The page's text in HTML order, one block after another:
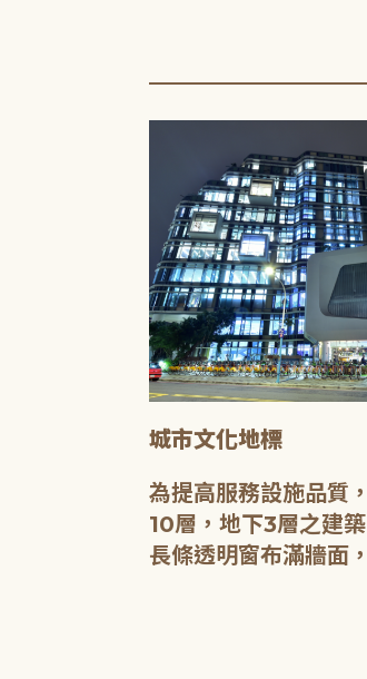
城市文化地標
為提高服務設施品質
10層，地下3層之建
長條透明窗布滿牆面